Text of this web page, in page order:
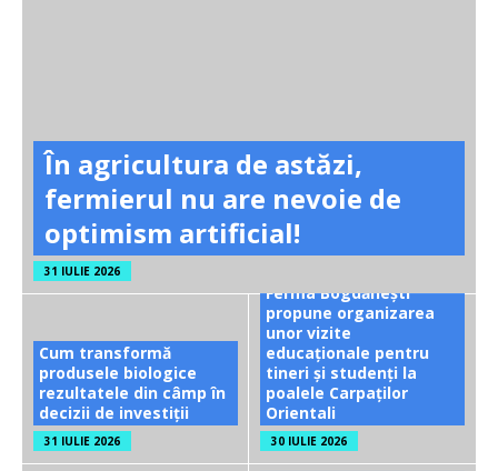
În agricultura de astăzi,
fermierul nu are nevoie de
optimism artificial!
31 IULIE 2026
Cum transformă
produsele biologice
rezultatele din câmp în
decizii de investiții
31 IULIE 2026
Ferma Bogdănești
propune organizarea
unor vizite
educaționale pentru
tineri și studenți la
poalele Carpaților
Orientali
30 IULIE 2026